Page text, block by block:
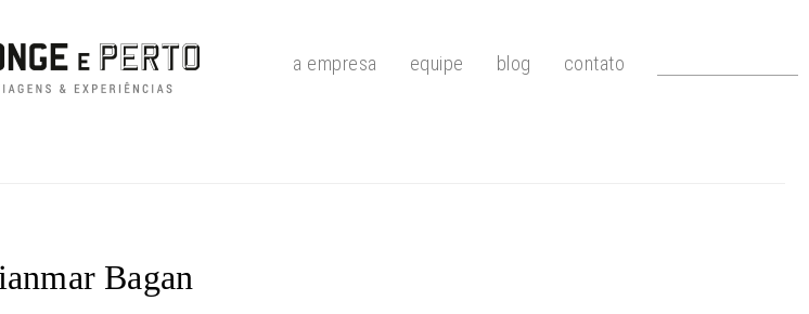
a empresa equipe blog contato
Bagan